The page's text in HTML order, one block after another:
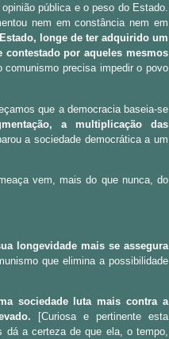
pública e o peso do Estado.
nem em constância nem em
longe de ter adquirido um
por aqueles mesmos
precisa impedir o povo
que a democracia baseia-se
a multiplicação das
a sociedade democrática a um
vem, mais do que nunca, do
longevidade mais se assegura
que elimina a possibilidade
sociedade luta mais contra a
[Curiosa e pertinente esta
dá a certeza de que ela, o tempo,